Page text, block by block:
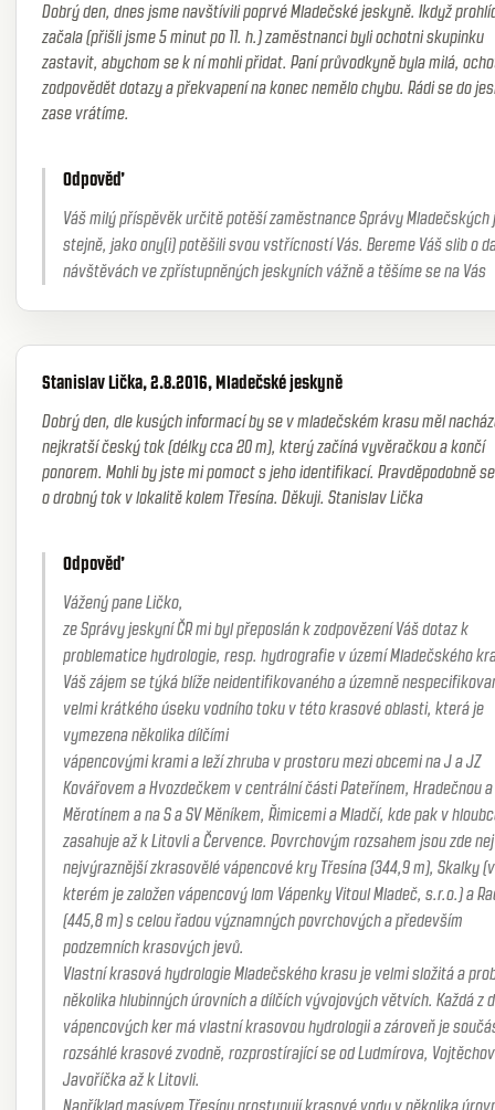
Dobrý den, dnes jsme navštívili poprvé Mladečské jeskyně. Ikdyž
začala (přišli jsme 5 minut po 11. h.) zaměstnanci byli ochotni skupinku
zastavit, abychom se k ní mohli přidat. Paní průvodkyně byla milá,
zodpovědět dotazy a překvapení na konec nemělo chybu. Rádi se do
zase vrátíme.
Odpověď
Váš milý příspěvěk určitě potěší zaměstnance Správy Mladečských
stejně, jako ony(i) potěšili svou vstřícností Vás. Bereme Váš slib o
návštěvách ve zpřístupněných jeskyních vážně a těšíme se na Vás
Stanislav Lička, 2.8.2016, Mladečské jeskyně
Dobrý den, dle kusých informací by se v mladečském krasu měl
nejkratší český tok (délky cca 20 m), který začíná vyvěračkou a končí
ponorem. Mohli by jste mi pomoct s jeho identifikací. Pravděpodobně
o drobný tok v lokalitě kolem Třesína. Děkuji. Stanislav Lička
Odpověď
Vážený pane Ličko,
ze Správy jeskyní ČR mi byl přeposlán k zodpovězení Váš dotaz k
problematice hydrologie, resp. hydrografie v území Mladečského
Váš zájem se týká blíže neidentifikovaného a územně
velmi krátkého úseku vodního toku v této krasové oblasti, která je
vymezena několika dílčími
vápencovými krami a leží zhruba v prostoru mezi obcemi na J a JZ
Kovářovem a Hvozdečkem v centrální části Pateřínem, Hradečnou a
Měrotínem a na S a SV Měníkem, Řimicemi a Mladčí, kde pak v hloubce
zasahuje až k Litovli a Července. Povrchovým rozsahem jsou zde
nejvýraznější zkrasovělé vápencové kry Třesína (344,9 m), Skalky (v
kterém je založen vápencový lom Vápenky Vitoul Mladeč, s.r.o.) a
(445,8 m) s celou řadou významných povrchových a především
podzemních krasových jevů.
Vlastní krasová hydrologie Mladečského krasu je velmi složitá a
několika hlubinných úrovních a dílčích vývojových větvích. Každá z
vápencových ker má vlastní krasovou hydrologii a zároveň je
rozsáhlé krasové zvodně, rozprostírající se od Ludmírova,
Javoříčka až k Litovli.